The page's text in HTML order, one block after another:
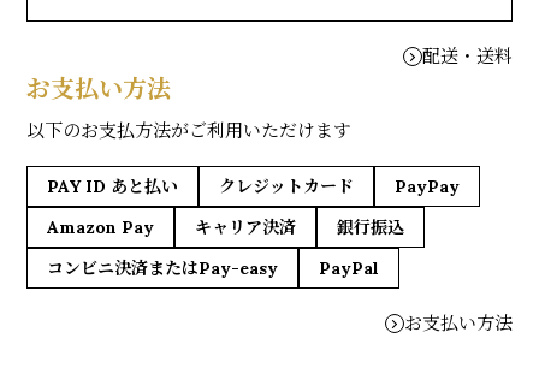
配送・送料
お支払い方法
以下のお支払方法がご利用いただけます
PAY ID あと払い クレジットカード
PayPay
Amazon Pay
キャリア決済
銀行振込
コンビニ決済またはPay-easy
PayPal
お支払い方法